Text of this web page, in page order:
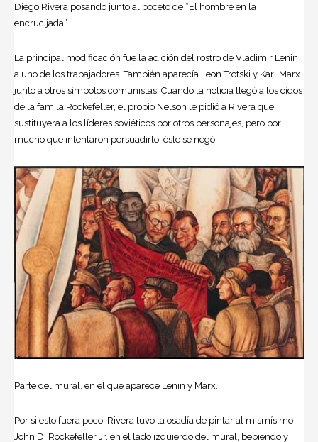
Diego Rivera posando junto al boceto de “El hombre en la
encrucijada”.
La principal modificación fue la adición del rostro de Vladimir Lenin
a uno de los trabajadores. También aparecía Leon Trotski y Karl Marx
junto a otros símbolos comunistas. Cuando la noticia llegó a los oídos
de la famila Rockefeller, el propio Nelson le pidió a Rivera que
sustituyera a los líderes soviéticos por otros personajes, pero por
mucho que intentaron persuadirlo, éste se negó.
Parte del mural, en el que aparece Lenin y Marx.
Por si esto fuera poco, Rivera tuvo la osadía de pintar al mismísimo
John D. Rockefeller Jr. en el lado izquierdo del mural, bebiendo y